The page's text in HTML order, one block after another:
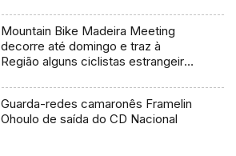
Mountain Bike Madeira Meeting
decorre até domingo e traz à
Região alguns ciclistas estrangeiros
Guarda-redes camaronês Framelin
Ohoulo de saída do CD Nacional